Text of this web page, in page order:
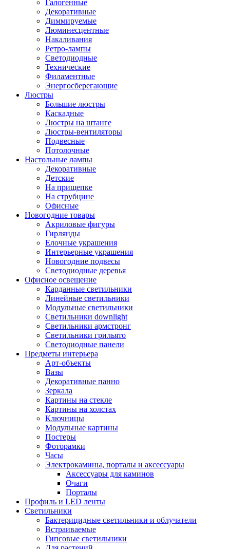
Галогенные
Декоративные
Диммируемые
Люминесцентные
Накаливания
Ретро-лампы
Светодиодные
Технические
Филаментные
Энергосберегающие
Люстры
Большие люстры
Каскадные
Люстры на штанге
Люстры-вентиляторы
Подвесные
Потолочные
Настольные лампы
Декоративные
Детские
На прищепке
На струбцине
Офисные
Новогодние товары
Акриловые фигуры
Гирлянды
Елочные украшения
Интерьерные украшения
Новогодние подвесы
Светодиодные деревья
Офисное освещение
Карданные светильники
Линейные светильники
Модульные светильники
Светильники downlight
Светильники армстронг
Светильники грильято
Светодиодные панели
Предметы интерьера
Арт-объекты
Вазы
Декоративные панно
Зеркала
Картины на стекле
Картины на холстах
Ключницы
Модульные картины
Постеры
Фоторамки
Часы
Электрокамины, порталы и аксессуары
Аксессуары для каминов
Очаги
Порталы
Профиль и LED ленты
Светильники
Бактерицидные светильники и облучатели
Встраиваемые
Гипсовые светильники